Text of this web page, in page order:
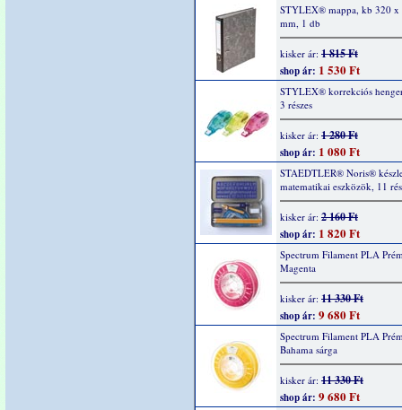
STYLEX® mappa, kb 320 x
mm, 1 db
kisker ár: 1 815 Ft
shop ár: 1 530 Ft
STYLEX® korrekciós
3 részes
kisker ár: 1 280 Ft
shop ár: 1 080 Ft
STAEDTLER® Noris®
matematikai eszközök, 11
kisker ár: 2 160 Ft
shop ár: 1 820 Ft
Spectrum Filament PLA
Magenta
kisker ár: 11 330 Ft
shop ár: 9 680 Ft
Spectrum Filament PLA
Bahama sárga
kisker ár: 11 330 Ft
shop ár: 9 680 Ft